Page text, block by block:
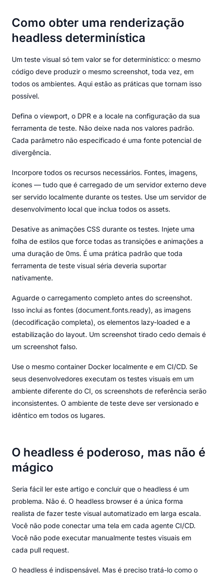
Como obter uma renderização
headless determinística
Um teste visual só tem valor se for determinístico: o mesmo
código deve produzir o mesmo screenshot, toda vez, em
todos os ambientes. Aqui estão as práticas que tornam isso
possível.
Defina o viewport, o DPR e a locale na configuração da sua
ferramenta de teste. Não deixe nada nos valores padrão.
Cada parâmetro não especificado é uma fonte potencial de
divergência.
Incorpore todos os recursos necessários. Fontes, imagens,
ícones — tudo que é carregado de um servidor externo deve
ser servido localmente durante os testes. Use um servidor de
desenvolvimento local que inclua todos os assets.
Desative as animações CSS durante os testes. Injete uma
folha de estilos que force todas as transições e animações a
uma duração de 0ms. É uma prática padrão que toda
ferramenta de teste visual séria deveria suportar
nativamente.
Aguarde o carregamento completo antes do screenshot.
Isso inclui as fontes (document.fonts.ready), as imagens
(decodificação completa), os elementos lazy-loaded e a
estabilização do layout. Um screenshot tirado cedo demais é
um screenshot falso.
Use o mesmo container Docker localmente e em CI/CD. Se
seus desenvolvedores executam os testes visuais em um
ambiente diferente do CI, os screenshots de referência serão
inconsistentes. O ambiente de teste deve ser versionado e
idêntico em todos os lugares.
O headless é poderoso, mas não é
mágico
Seria fácil ler este artigo e concluir que o headless é um
problema. Não é. O headless browser é a única forma
realista de fazer teste visual automatizado em larga escala.
Você não pode conectar uma tela em cada agente CI/CD.
Você não pode executar manualmente testes visuais em
cada pull request.
O headless é indispensável. Mas é preciso tratá-lo como o